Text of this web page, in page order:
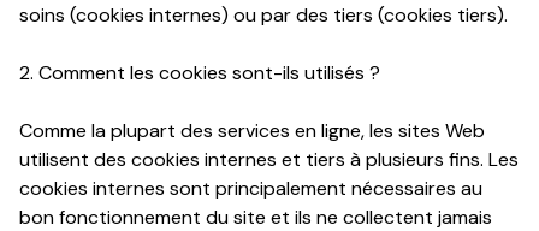
soins (cookies internes) ou par des tiers (cookies tiers).
2. Comment les cookies sont-ils utilisés ?
Comme la plupart des services en ligne, les sites Web
utilisent des cookies internes et tiers à plusieurs fins. Les
cookies internes sont principalement nécessaires au
bon fonctionnement du site et ils ne collectent jamais